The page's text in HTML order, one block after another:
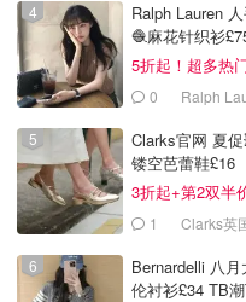
Ralph Lauren
🧶麻花针织衫
5折起！超多热
0 Ralph
Clarks官网 夏
镂空芭蕾鞋£16
3折起+第2双半
服！1 Clarks英
Bernardelli 八
伦衬衫£34 TB